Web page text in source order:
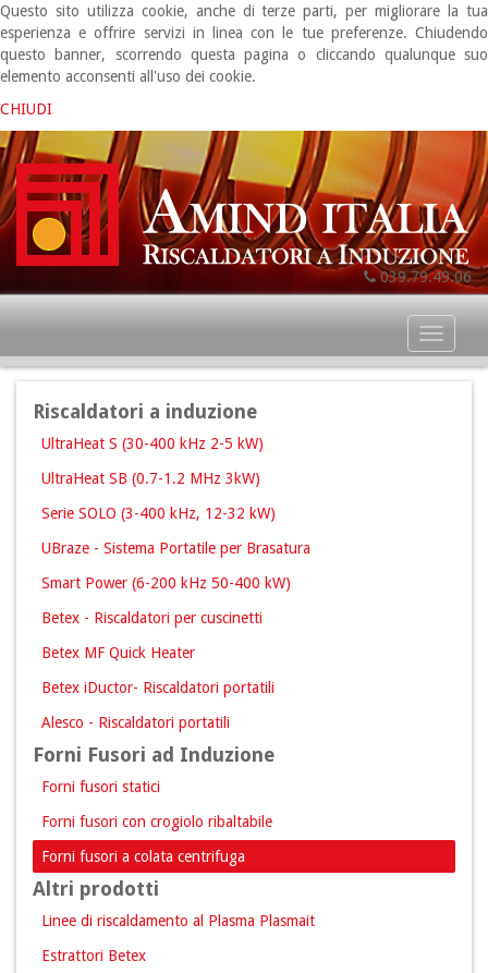
Questo sito utilizza cookie, anche di terze parti, per migliorare la tua
esperienza e offrire servizi in linea con le tue preferenze. Chiudendo
questo banner, scorrendo questa pagina o cliccando qualunque suo
elemento acconsenti all'uso dei cookie.
CHIUDI
039.79.49.06
Riscaldatori a induzione
UltraHeat S (30-400 kHz 2-5 kW)
UltraHeat SB (0.7-1.2 MHz 3kW)
Serie SOLO (3-400 kHz, 12-32 kW)
UBraze - Sistema Portatile per Brasatura
Smart Power (6-200 kHz 50-400 kW)
Betex - Riscaldatori per cuscinetti
Betex MF Quick Heater
Betex iDuctor- Riscaldatori portatili
Alesco - Riscaldatori portatili
Forni Fusori ad Induzione
Forni fusori statici
Forni fusori con crogiolo ribaltabile
Forni fusori a colata centrifuga
Altri prodotti
Linee di riscaldamento al Plasma Plasmait
Estrattori Betex